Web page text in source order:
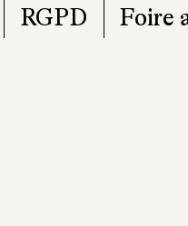
RGPD Foire